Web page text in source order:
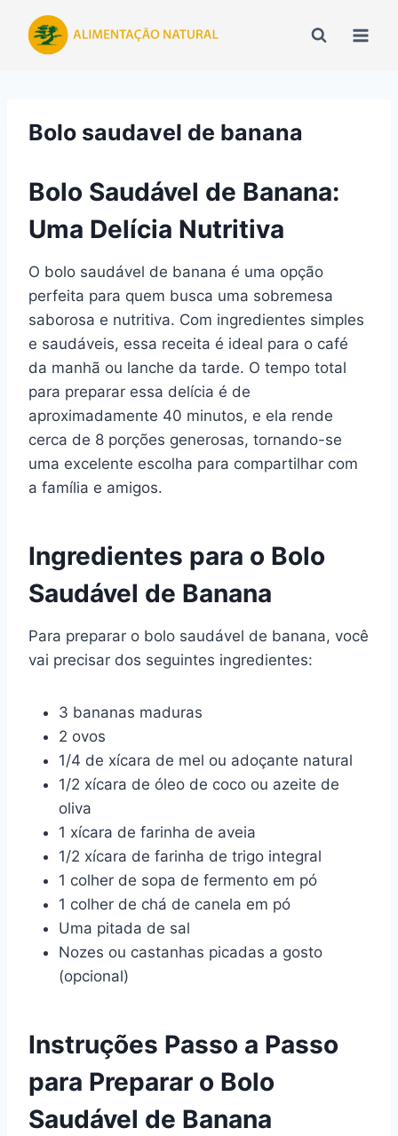
para
Bolo saudavel de banana
Bolo Saudável de Banana:
Uma Delícia Nutritiva
O bolo saudável de banana é uma opção
perfeita para quem busca uma sobremesa
saborosa e nutritiva. Com ingredientes simples
e saudáveis, essa receita é ideal para o café
da manhã ou lanche da tarde. O tempo total
para preparar essa delícia é de
aproximadamente 40 minutos, e ela rende
cerca de 8 porções generosas, tornando-se
uma excelente escolha para compartilhar com
a família e amigos.
Ingredientes para o Bolo
Saudável de Banana
Para preparar o bolo saudável de banana, você
vai precisar dos seguintes ingredientes:
3 bananas maduras
2 ovos
1/4 de xícara de mel ou adoçante natural
1/2 xícara de óleo de coco ou azeite de
oliva
1 xícara de farinha de aveia
1/2 xícara de farinha de trigo integral
1 colher de sopa de fermento em pó
1 colher de chá de canela em pó
Uma pitada de sal
Nozes ou castanhas picadas a gosto
(opcional)
Instruções Passo a Passo
para Preparar o Bolo
Saudável de Banana